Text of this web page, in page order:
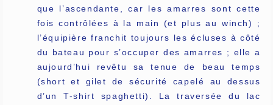
que l’ascendante, car les amarres sont cette
fois contrôlées à la main (et plus au winch) ;
l’équipière franchit toujours les écluses à côté
du bateau pour s’occuper des amarres ; elle a
aujourd’hui revêtu sa tenue de beau temps
(short et gilet de sécurité capelé au dessus
d’un T-shirt spaghetti). La traversée du lac